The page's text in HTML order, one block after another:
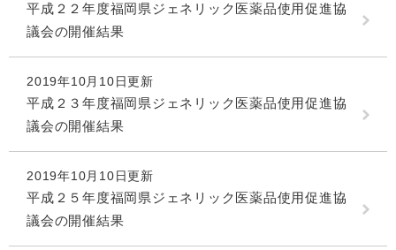
平成２２年度福岡県ジェネリック医薬品使用促進協
議会の開催結果
2019年10月10日更新
平成２３年度福岡県ジェネリック医薬品使用促進協
議会の開催結果
2019年10月10日更新
平成２５年度福岡県ジェネリック医薬品使用促進協
議会の開催結果